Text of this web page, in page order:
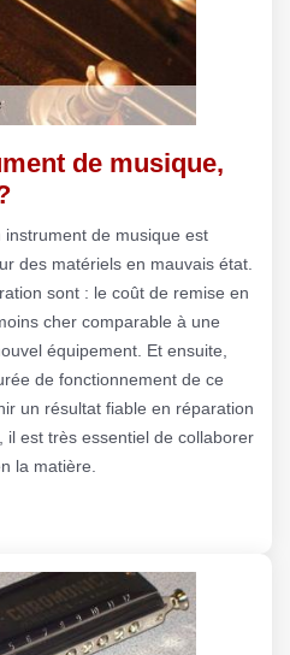
de musique,
instrument de musique est
des matériels en mauvais état.
sont : le coût de remise en
cher comparable à une
équipement. Et ensuite,
de fonctionnement de ce
un résultat fiable en réparation
il est très essentiel de collaborer
la matière.